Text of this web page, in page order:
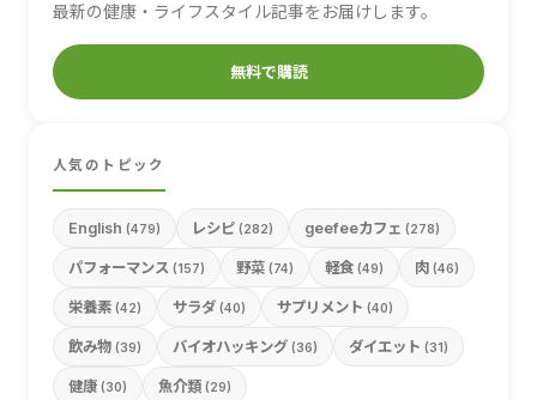
最新の健康・ライフスタイル記事をお届けします。
無料で購読
人気のトピック
English (479) レシピ (282) geefeeカフェ (278)
パフォーマンス (157) 野菜 (74) 軽食 (49) 肉 (46)
栄養素 (42) サラダ (40) サプリメント (40)
飲み物 (39) バイオハッキング (36) ダイエット (31)
健康 (30) 魚介類 (29)